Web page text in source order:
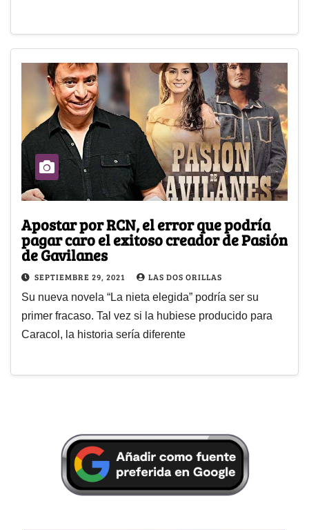
Apostar por RCN, el error que podría
pagar caro el exitoso creador de Pasión
de Gavilanes
SEPTIEMBRE 29, 2021 LAS DOS ORILLAS
Su nueva novela “La nieta elegida” podría ser su
primer fracaso. Tal vez si la hubiese producido para
Caracol, la historia sería diferente